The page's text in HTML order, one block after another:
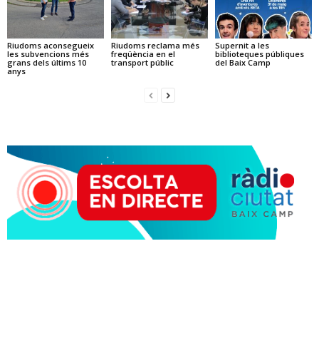
Riudoms aconsegueix
les subvencions més
grans dels últims 10
anys
Riudoms reclama més
freqüència en el
transport públic
Supernit a les
biblioteques públiques
del Baix Camp